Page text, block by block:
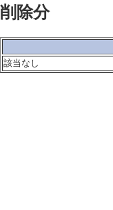
削除分
該当なし